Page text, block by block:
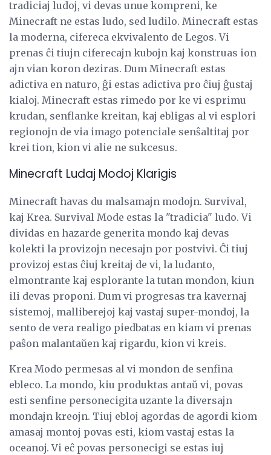
tradiciaj ludoj, vi devas unue kompreni, ke
Minecraft ne estas ludo, sed ludilo. Minecraft estas
la moderna, cifereca ekvivalento de Legos. Vi
prenas ĉi tiujn ciferecajn kubojn kaj konstruas ion
ajn vian koron deziras. Dum Minecraft estas
adictiva en naturo, ĝi estas adictiva pro ĉiuj ĝustaj
kialoj. Minecraft estas rimedo por ke vi esprimu
krudan, senflanke kreitan, kaj ebligas al vi esplori
regionojn de via imago potenciale senŝaltitaj por
krei tion, kion vi alie ne sukcesus.
Minecraft Ludaj Modoj Klarigis
Minecraft havas du malsamajn modojn. Survival,
kaj Krea. Survival Mode estas la "tradicia" ludo. Vi
dividas en hazarde generita mondo kaj devas
kolekti la provizojn necesajn por postvivi. Ĉi tiuj
provizoj estas ĉiuj kreitaj de vi, la ludanto,
elmontrante kaj esplorante la tutan mondon, kiun
ili devas proponi. Dum vi progresas tra kavernaj
sistemoj, malliberejoj kaj vastaj super-mondoj, la
sento de vera realigo piedbatas en kiam vi prenas
paŝon malantaŭen kaj rigardu, kion vi kreis.
Krea Modo permesas al vi mondon de senfina
ebleco. La mondo, kiu produktas antaŭ vi, povas
esti senfine personecigita uzante la diversajn
mondajn kreojn. Tiuj ebloj agordas de agordi kiom
amasaj montoj povas esti, kiom vastaj estas la
oceanoj. Vi eĉ povas personecigi se estas iuj